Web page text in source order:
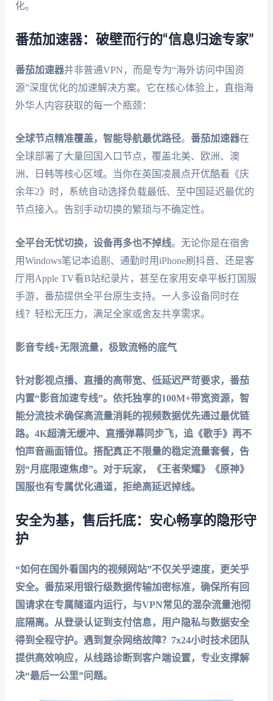
化。
番茄加速器：破壁而行的“信息归途专家”
番茄加速器并非普通VPN，而是专为“海外访问中国资
源”深度优化的加速解决方案。它在核心体验上，直指海
外华人内容获取的每一个瓶颈：
全球节点精准覆盖，智能导航最优路径。 番茄加速器在
全球部署了大量回国入口节点，覆盖北美、欧洲、澳
洲、日韩等核心区域。当你在英国凌晨点开优酷看《庆
余年2》时，系统自动选择负载最低、至中国延迟最优的
节点接入。告别手动切换的繁琐与不确定性。
全平台无忧切换，设备再多也不掉线。无论你是在宿舍
用Windows笔记本追剧、通勤时用iPhone刷抖音、还是客
厅用Apple TV看B站纪录片，甚至在家用安卓平板打国服
手游，番茄提供全平台原生支持。一人多设备同时在
线？轻松无压力，满足全家或舍友共享需求。
影音专线+无限流量，极致流畅的底气
针对影视点播、直播的高带宽、低延迟严苛要求，番茄
内置“影音加速专线”。依托独享的100M+带宽资源，智
能分流技术确保高流量消耗的视频数据优先通过最优链
路。4K超清无缓冲、直播弹幕同步飞，追《歌手》再不
怕声音画面错位。搭配真正不限量的稳定流量套餐，告
别“月底限速焦虑”。对于玩家，《王者荣耀》《原神》
国服也有专属优化通道，拒绝高延迟掉线。
安全为基，售后托底：安心畅享的隐形守
护
“如何在国外看国内的视频网站”不仅关乎速度，更关乎
安全。番茄采用银行级数据传输加密标准，确保所有回
国请求在专属隧道内运行，与VPN常见的混杂流量池彻
底隔离。从登录认证到支付信息，用户隐私与数据安全
得到全程守护。遇到复杂网络故障？7x24小时技术团队
提供高效响应，从线路诊断到客户端设置，专业支撑解
决“最后一公里”问题。